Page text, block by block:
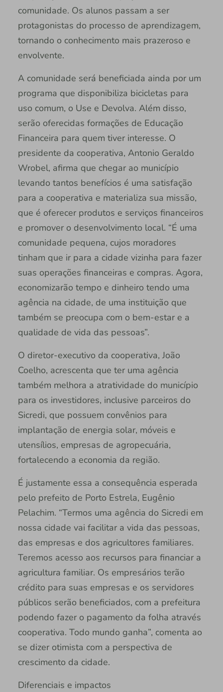
comunidade. Os alunos passam a ser
protagonistas do processo de aprendizagem,
tornando o conhecimento mais prazeroso e
envolvente.
A comunidade será beneficiada ainda por um
programa que disponibiliza bicicletas para
uso comum, o Use e Devolva. Além disso,
serão oferecidas formações de Educação
Financeira para quem tiver interesse. O
presidente da cooperativa, Antonio Geraldo
Wrobel, afirma que chegar ao município
levando tantos benefícios é uma satisfação
para a cooperativa e materializa sua missão,
que é oferecer produtos e serviços financeiros
e promover o desenvolvimento local. “É uma
comunidade pequena, cujos moradores
tinham que ir para a cidade vizinha para fazer
suas operações financeiras e compras. Agora,
economizarão tempo e dinheiro tendo uma
agência na cidade, de uma instituição que
também se preocupa com o bem-estar e a
qualidade de vida das pessoas”.
O diretor-executivo da cooperativa, João
Coelho, acrescenta que ter uma agência
também melhora a atratividade do município
para os investidores, inclusive parceiros do
Sicredi, que possuem convênios para
implantação de energia solar, móveis e
utensílios, empresas de agropecuária,
fortalecendo a economia da região.
É justamente essa a consequência esperada
pelo prefeito de Porto Estrela, Eugênio
Pelachim. “Termos uma agência do Sicredi em
nossa cidade vai facilitar a vida das pessoas,
das empresas e dos agricultores familiares.
Teremos acesso aos recursos para financiar a
agricultura familiar. Os empresários terão
crédito para suas empresas e os servidores
públicos serão beneficiados, com a prefeitura
podendo fazer o pagamento da folha através
cooperativa. Todo mundo ganha”, comenta ao
se dizer otimista com a perspectiva de
crescimento da cidade.
Diferenciais e impactos